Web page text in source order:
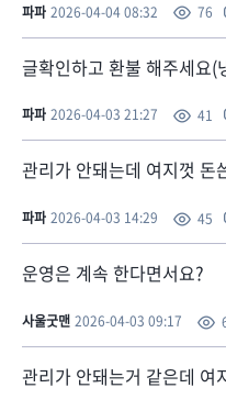
파파 2026-04-04 08:32 76
글확인하고 환불 해주세요(
파파 2026-04-03 21:27 41
관리가 안돼는데 여지껏 돈
파파 2026-04-03 14:29 45
운영은 계속 한다면서요?
사울굿맨 2026-04-03 09:17
관리가 안돼는거 같은데 여